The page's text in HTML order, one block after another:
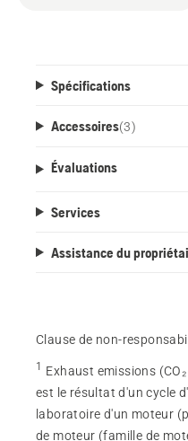
Spécifications
Accessoires(3)
Évaluations
Services
Assistance du
Clause de non-
1 Exhaust emissions (CO₂
est le résultat d'un cycle
laboratoire d'un moteur
de moteur (famille de